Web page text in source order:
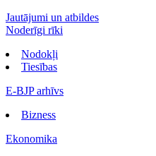
Jautājumi un atbildes
Noderīgi rīki
Nodokļi
Tiesības
E-BJP arhīvs
Bizness
Ekonomika